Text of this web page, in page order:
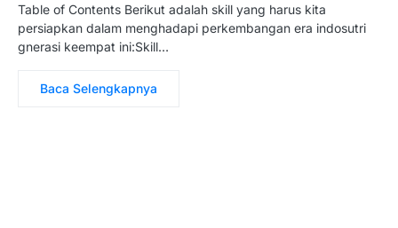
Table of Contents Berikut adalah skill yang harus kita
persiapkan dalam menghadapi perkembangan era indosutri
gnerasi keempat ini:Skill…
Baca Selengkapnya